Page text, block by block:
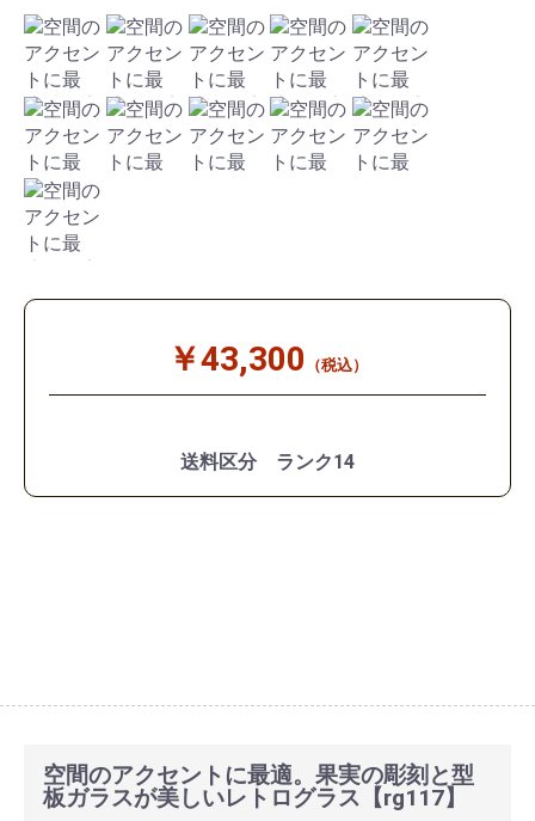
￥43,300 （税込）
送料区分 ランク14
空間のアクセントに最適。果実の彫刻と型
板ガラスが美しいレトログラス【rg117】